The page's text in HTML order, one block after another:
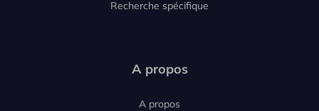
Recherche spécifique
A propos
A propos